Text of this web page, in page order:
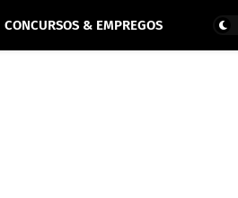
CONCURSOS & EMPREGOS